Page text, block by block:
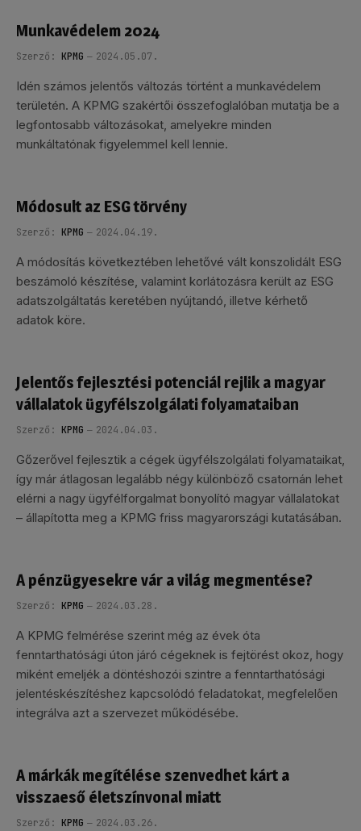
Munkavédelem 2024
Szerző: KPMG 2024.05.07.
Idén számos jelentős változás történt a munkavédelem
területén. A KPMG szakértői összefoglalóban mutatja be a
legfontosabb változásokat, amelyekre minden
munkáltatónak figyelemmel kell lennie.
Módosult az ESG törvény
Szerző: KPMG 2024.04.19.
A módosítás következtében lehetővé vált konszolidált ESG
beszámoló készítése, valamint korlátozásra került az ESG
adatszolgáltatás keretében nyújtandó, illetve kérhető
adatok köre.
Jelentős fejlesztési potenciál rejlik a magyar
vállalatok ügyfélszolgálati folyamataiban
Szerző: KPMG 2024.04.03.
Gőzerővel fejlesztik a cégek ügyfélszolgálati folyamataikat,
így már átlagosan legalább négy különböző csatornán lehet
elérni a nagy ügyfélforgalmat bonyolító magyar vállalatokat
– állapította meg a KPMG friss magyarországi kutatásában.
A pénzügyesekre vár a világ megmentése?
Szerző: KPMG 2024.03.28.
A KPMG felmérése szerint még az évek óta
fenntarthatósági úton járó cégeknek is fejtörést okoz, hogy
miként emeljék a döntéshozói szintre a fenntarthatósági
jelentéskészítéshez kapcsolódó feladatokat, megfelelően
integrálva azt a szervezet működésébe.
A márkák megítélése szenvedhet kárt a
visszaeső életszínvonal miatt
Szerző: KPMG 2024.03.26.